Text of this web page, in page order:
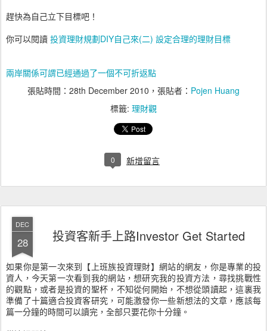
趕快為自己立下目標吧！
你可以閱讀 投資理財規劃DIY自己來(二) 設定合理的理財目標
兩岸關係可謂已經通過了一個不可折返點
張貼時間： 28th December 2010 ，張貼者： Pojen Huang
標籤: 理財觀
0 新增留言
DEC
28 投資客新手上路Investor Get Started
如果你是第一次來到【上班族投資理財】網站的網友，你是專業的投
資人，今天第一次看到我的網站，想研究我的投資方法，尋找挑戰性
的觀點，或者是投資的聖杯，不知從何開始，不想從頭讀起，這裏我
準備了十篇適合投資客研究，可能激發你一些新想法的文章，應該每
篇一分鐘的時間可以讀完，全部只要花你十分鐘。